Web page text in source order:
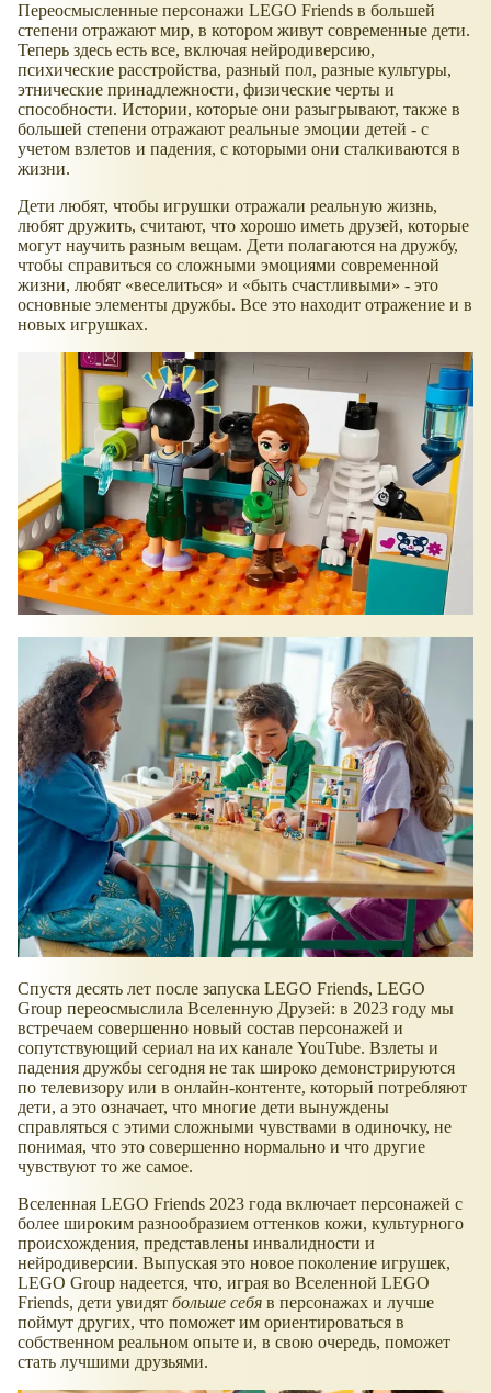
Переосмысленные персонажи LEGO Friends в большей
степени отражают мир, в котором живут современные дети.
Теперь здесь есть все, включая нейродиверсию,
психические расстройства, разный пол, разные культуры,
этнические принадлежности, физические черты и
способности. Истории, которые они разыгрывают, также в
большей степени отражают реальные эмоции детей - с
учетом взлетов и падения, с которыми они сталкиваются в
жизни.
Дети любят, чтобы игрушки отражали реальную жизнь,
любят дружить, считают, что хорошо иметь друзей, которые
могут научить разным вещам. Дети полагаются на дружбу,
чтобы справиться со сложными эмоциями современной
жизни, любят
веселиться и быть счастливыми
- это
основные элементы дружбы. Все это находит отражение и в
новых игрушках.
Спустя десять лет после запуска LEGO Friends, LEGO
Group переосмыслила Вселенную Друзей: в 2023 году мы
встречаем совершенно новый состав персонажей и
сопутствующий сериал на их канале YouTube. Взлеты и
падения дружбы сегодня не так широко демонстрируются
по телевизору или в онлайн-контенте, который потребляют
дети, а это означает, что многие дети вынуждены
справляться с этими сложными чувствами в одиночку, не
понимая, что это совершенно нормально и что другие
чувствуют то же самое.
Вселенная LEGO Friends 2023 года включает персонажей с
более широким разнообразием оттенков кожи, культурного
происхождения, представлены инвалидности и
нейродиверсии. Выпуская это новое поколение игрушек,
LEGO Group надеется, что, играя во Вселенной LEGO
Friends, дети увидят больше себя в персонажах и лучше
поймут других, что поможет им ориентироваться в
собственном реальном опыте и, в свою очередь, поможет
стать лучшими друзьями.